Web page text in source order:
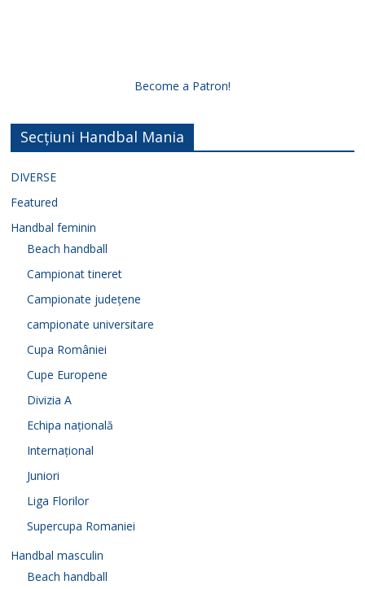
Become a Patron!
Secțiuni Handbal Mania
DIVERSE
Featured
Handbal feminin
Beach handball
Campionat tineret
Campionate județene
campionate universitare
Cupa României
Cupe Europene
Divizia A
Echipa națională
Internațional
Juniori
Liga Florilor
Supercupa Romaniei
Handbal masculin
Beach handball